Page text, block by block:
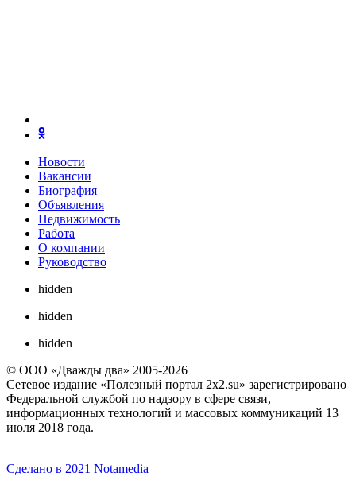
Новости
Вакансии
Биография
Объявления
Недвижимость
Работа
О компании
Руководство
hidden
hidden
hidden
© ООО «Дважды два» 2005-2026
Сетевое издание «Полезный портал 2x2.su» зарегистрировано
Федеральной службой по надзору в сфере связи,
информационных технологий и массовых коммуникаций 13
июля 2018 года.
Сделано в 2021 Notamedia